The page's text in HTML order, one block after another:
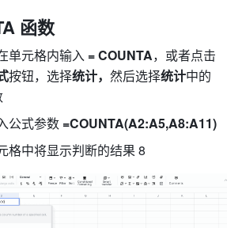
函数
单元格内输入 = COUNTA，或者点击
按钮，选择统计，然后选择统计
公式参数 =COUNTA(A2:A5,A8:A11)
格中将显示判断的结果 8